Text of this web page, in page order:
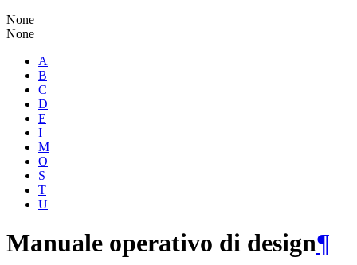
None
None
A
B
C
D
E
I
M
O
S
T
U
Manuale operativo di design¶